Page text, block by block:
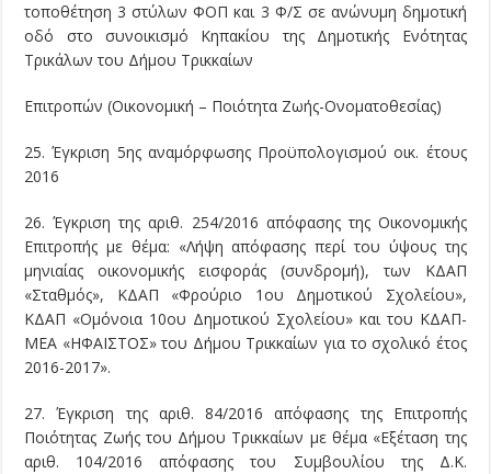
τοποθέτηση 3 στύλων ΦΟΠ και 3 Φ/Σ σε ανώνυμη δημοτική
οδό στο συνοικισμό Κηπακίου της Δημοτικής Ενότητας
Τρικάλων του Δήμου Τρικκαίων
Επιτροπών (Οικονομική – Ποιότητα Ζωής-Ονοματοθεσίας)
25. Έγκριση 5ης αναμόρφωσης Προϋπολογισμού οικ. έτους
2016
26. Έγκριση της αριθ. 254/2016 απόφασης της Οικονομικής
Επιτροπής με θέμα: «Λήψη απόφασης περί του ύψους της
μηνιαίας οικονομικής εισφοράς (συνδρομή), των ΚΔΑΠ
«Σταθμός», ΚΔΑΠ «Φρούριο 1ου Δημοτικού Σχολείου»,
ΚΔΑΠ «Ομόνοια 10ου Δημοτικού Σχολείου» και του ΚΔΑΠ-
ΜΕΑ «ΗΦΑΙΣΤΟΣ» του Δήμου Τρικκαίων για το σχολικό έτος
2016-2017».
27. Έγκριση της αριθ. 84/2016 απόφασης της Επιτροπής
Ποιότητας Ζωής του Δήμου Τρικκαίων με θέμα «Εξέταση της
αριθ. 104/2016 απόφασης του Συμβουλίου της Δ.Κ.